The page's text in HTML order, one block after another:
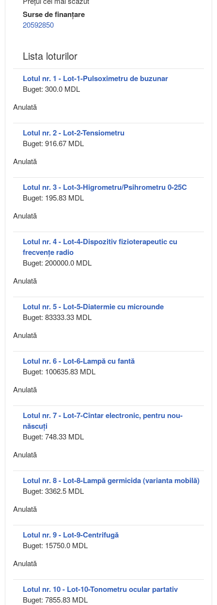
Surse de finanțare
20592850
Lista loturilor
Lotul nr. 1 - Lot-1-Pulsoximetru de buzunar
Buget: 300.0 MDL
Anulată
Lotul nr. 2 - Lot-2-Tensiometru
Buget: 916.67 MDL
Anulată
Lotul nr. 3 - Lot-3-Higrometru/Psihrometru 0-25C
Buget: 195.83 MDL
Anulată
Lotul nr. 4 - Lot-4-Dispozitiv fizioterapeutic cu
frecvențe radio
Buget: 200000.0 MDL
Anulată
Lotul nr. 5 - Lot-5-Diatermie cu microunde
Buget: 83333.33 MDL
Anulată
Lotul nr. 6 - Lot-6-Lampă cu fantă
Buget: 100635.83 MDL
Anulată
Lotul nr. 7 - Lot-7-Cîntar electronic, pentru nou-
născuţi
Buget: 748.33 MDL
Anulată
Lotul nr. 8 - Lot-8-Lampă germicida (varianta mobilă)
Buget: 3362.5 MDL
Anulată
Lotul nr. 9 - Lot-9-Centrifugă
Buget: 15750.0 MDL
Anulată
Lotul nr. 10 - Lot-10-Tonometru ocular partativ
Buget: 7855.83 MDL